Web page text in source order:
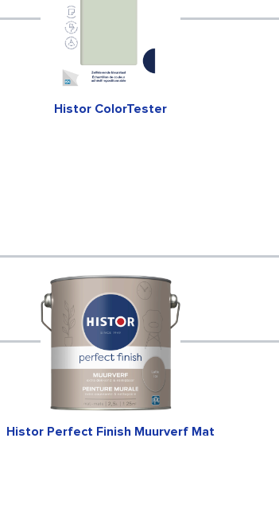
Histor ColorTester
Histor Perfect Finish Muurverf Mat